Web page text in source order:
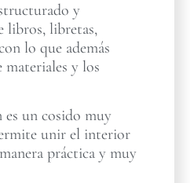
y
libros, libretas,
lo que además
materiales y los
es un cosido muy
unir el interior
práctica y muy